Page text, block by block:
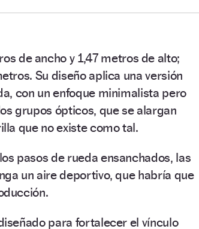
de ancho y 1,47 metros de alto;
Su diseño aplica una versión
con un enfoque minimalista pero
grupos ópticos, que se alargan
que no existe como tal.
pasos de rueda ensanchados, las
un aire deportivo, que habría que
para fortalecer el vínculo